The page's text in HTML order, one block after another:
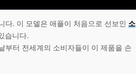
다. 이 모델은 애플이 처음으로 선보인 소
습니다.
부터 전세계의 소비자들이 이 제품을 손